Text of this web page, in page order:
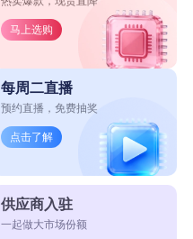
马上选购
每周二直播
预约直播，免费抽奖
点击了解
供应商入驻
一起做大市场份额